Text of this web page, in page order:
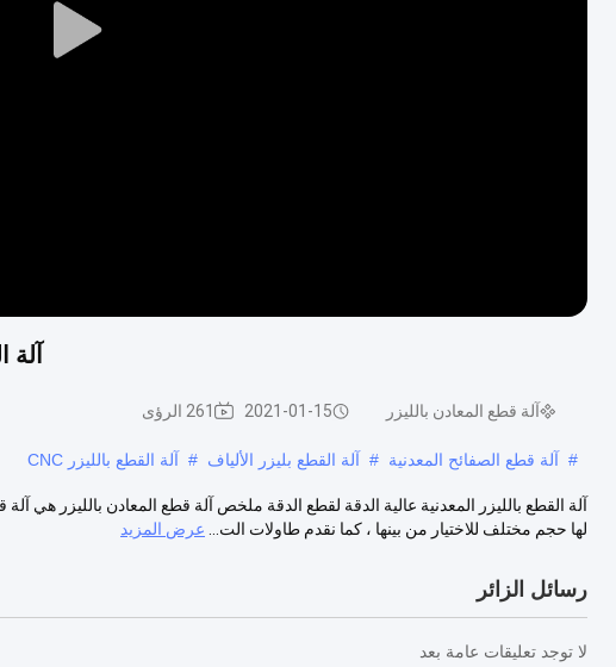
Play
آلة قطع المعادن بالليزر 2021-01-15 261 الرؤى
# آلة قطع الصفائح المعدنية # آلة القطع بليزر الألياف # آلة القطع بالليزر CNC
آلة القطع بالليزر المعدنية عالية الدقة لقطع الدقة ملخص آلة قطع المعادن بالليزر هي
لها حجم مختلف للاختيار من بينها ، كما نقدم طاولات الت...
عرض المزيد
رسائل الزائر
لا توجد تعليقات عامة بعد